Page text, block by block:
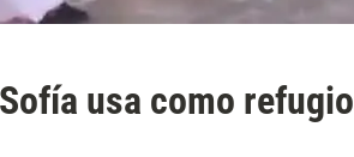
usa como refugio